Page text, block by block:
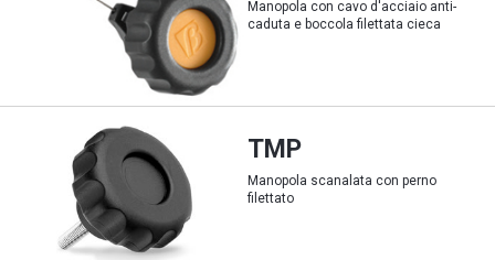
Manopola con cavo d'acciaio anti-
caduta e boccola filettata cieca
TMP
Manopola scanalata con perno
filettato